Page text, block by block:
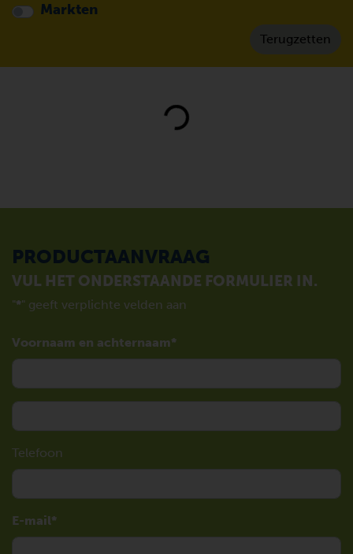
Markten
Loading...
PRODUCTAANVRAAG
VUL HET ONDERSTAANDE FORMULIER IN.
"*" geeft verplichte velden aan
Voornaam en achternaam
Telefoon
E-mail